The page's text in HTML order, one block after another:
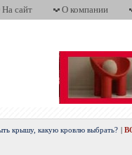
На сайт О компании
крышу, какую кровлю выбрать?